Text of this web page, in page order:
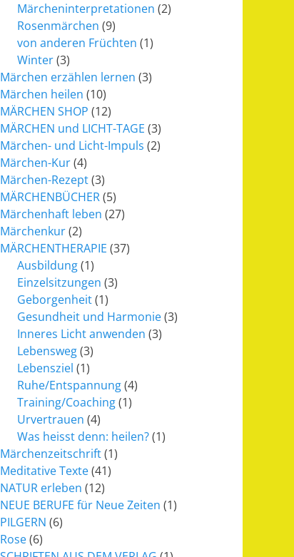
Märcheninterpretationen (2)
Rosenmärchen (9)
von anderen Früchten (1)
Winter(3)
Märchen erzählen lernen (3)
Märchen heilen (10)
MÄRCHEN SHOP (12)
MÄRCHEN und LICHT-TAGE (3)
Märchen- und Licht-Impuls (2)
Märchen-Kur(4)
Märchen-Rezept(3)
MÄRCHENBÜCHER(5)
Märchenhaft leben (27)
Märchenkur(2)
MÄRCHENTHERAPIE (37)
Ausbildung(1)
Einzelsitzungen (3)
Geborgenheit(1)
Gesundheit und Harmonie(3)
Inneres Licht anwenden (3)
Lebensweg(3)
Lebensziel (1)
Ruhe/Entspannung(4)
Training/Coaching(1)
Urvertrauen (4)
Was heisst denn: heilen?(1)
Märchenzeitschrift(1)
Meditative Texte(41)
NATUR erleben (12)
NEUE BERUFE für Neue Zeiten (1)
PILGERN (6)
Rose(6)